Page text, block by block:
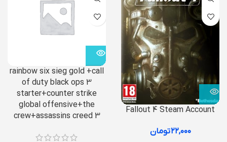
Fallout 4 Steam Account
۲۲,۰۰۰تومان
rainbow six sieg gold +call
of duty black ops 3
starter+counter strike
global offensive+the
crew+assassins creed 3